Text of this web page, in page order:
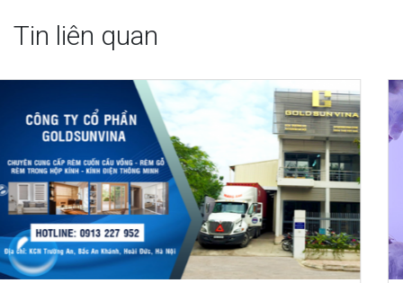
Tin liên quan